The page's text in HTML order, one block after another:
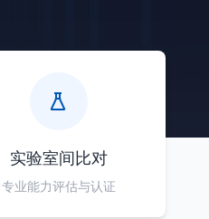
实验室间比对
专业能力评估与认证